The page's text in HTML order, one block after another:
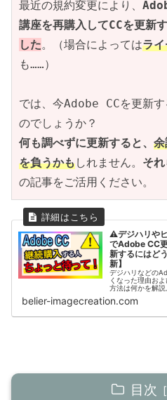
最近の規約変更により、
講座を再購入してCCを更新
した。（場合によってはラ
も……）
では、今Adobe CCを更新
のでしょうか？
何も調べずに更新すると、
を負うかもしれません。 そ
の記事をご活用ください。
⚠デジハリや
でAdobe CC
新するにはど
新】
デジハリなどの
くなった理由お
方法は何かを解説
belier-imagecreation.com
目次